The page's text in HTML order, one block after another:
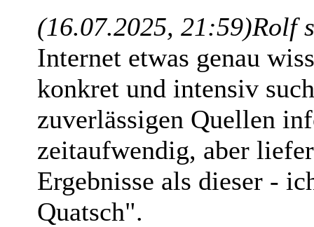
(16.07.2025, 21:59)Rolf
Internet etwas genau
konkret und intensiv
zuverlässigen Quellen
zeitaufwendig, aber
Ergebnisse als dieser -
Quatsch".